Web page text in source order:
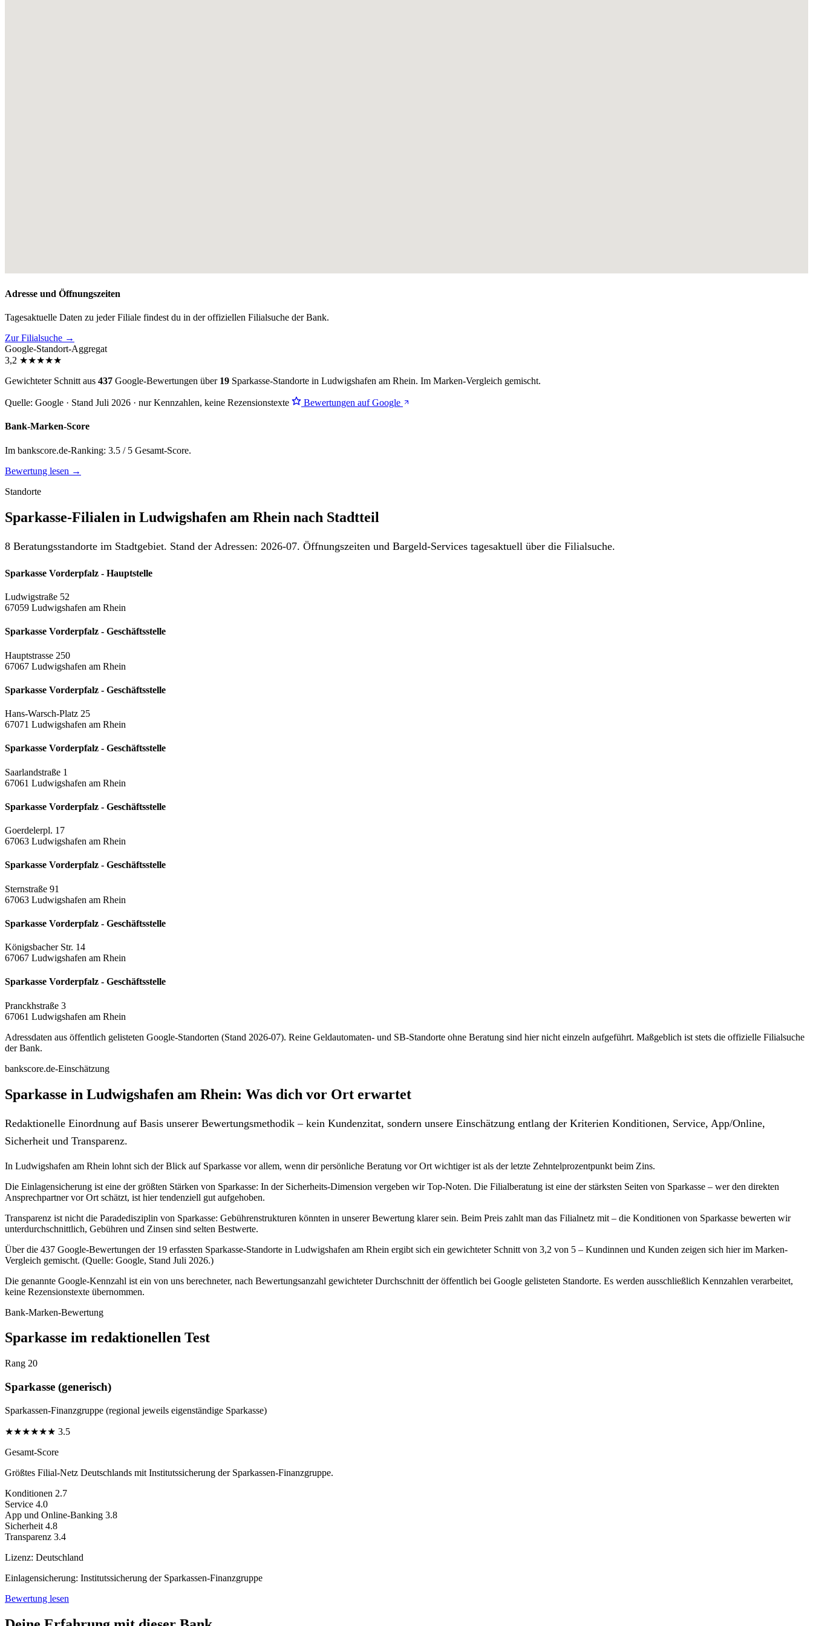
Adresse und Öffnungszeiten
Tagesaktuelle Daten zu jeder Filiale findest du in der offiziellen Filialsuche der Bank.
Zur Filialsuche →
Google-Standort-Aggregat
3,2 ★★★★★
Gewichteter Schnitt aus 437 Google-Bewertungen über 19 Sparkasse-Standorte in Ludwigshafen am Rhein. Im Marken-Vergleich gemischt.
Quelle: Google · Stand Juli 2026 · nur Kennzahlen, keine Rezensionstexte Bewertungen auf Google
Bank-Marken-Score
Im bankscore.de-Ranking: 3.5 / 5 Gesamt-Score.
Bewertung lesen →
Standorte
Sparkasse-Filialen in Ludwigshafen am Rhein nach Stadtteil
8 Beratungsstandorte im Stadtgebiet. Stand der Adressen: 2026-07. Öffnungszeiten und Bargeld-Services tagesaktuell über die Filialsuche.
Sparkasse Vorderpfalz - Hauptstelle
Ludwigstraße 52
67059 Ludwigshafen am Rhein
Sparkasse Vorderpfalz - Geschäftsstelle
Hauptstrasse 250
67067 Ludwigshafen am Rhein
Sparkasse Vorderpfalz - Geschäftsstelle
Hans-Warsch-Platz 25
67071 Ludwigshafen am Rhein
Sparkasse Vorderpfalz - Geschäftsstelle
Saarlandstraße 1
67061 Ludwigshafen am Rhein
Sparkasse Vorderpfalz - Geschäftsstelle
Goerdelerpl. 17
67063 Ludwigshafen am Rhein
Sparkasse Vorderpfalz - Geschäftsstelle
Sternstraße 91
67063 Ludwigshafen am Rhein
Sparkasse Vorderpfalz - Geschäftsstelle
Königsbacher Str. 14
67067 Ludwigshafen am Rhein
Sparkasse Vorderpfalz - Geschäftsstelle
Pranckhstraße 3
67061 Ludwigshafen am Rhein
Adressdaten aus öffentlich gelisteten Google-Standorten (Stand 2026-07). Reine Geldautomaten- und SB-Standorte ohne Beratung sind hier nicht einzeln aufgeführt. Maßgeblich ist stets die offizielle Filialsuche
der Bank.
bankscore.de-Einschätzung
Sparkasse in Ludwigshafen am Rhein: Was dich vor Ort erwartet
Redaktionelle Einordnung auf Basis unserer Bewertungsmethodik – kein Kundenzitat, sondern unsere Einschätzung entlang der Kriterien Konditionen, Service, App/Online,
Sicherheit und Transparenz.
In Ludwigshafen am Rhein lohnt sich der Blick auf Sparkasse vor allem, wenn dir persönliche Beratung vor Ort wichtiger ist als der letzte Zehntelprozentpunkt beim Zins.
Die Einlagensicherung ist eine der größten Stärken von Sparkasse: In der Sicherheits-Dimension vergeben wir Top-Noten. Die Filialberatung ist eine der stärksten Seiten von Sparkasse – wer den direkten
Ansprechpartner vor Ort schätzt, ist hier tendenziell gut aufgehoben.
Transparenz ist nicht die Paradedisziplin von Sparkasse: Gebührenstrukturen könnten in unserer Bewertung klarer sein. Beim Preis zahlt man das Filialnetz mit – die Konditionen von Sparkasse bewerten wir
unterdurchschnittlich, Gebühren und Zinsen sind selten Bestwerte.
Über die 437 Google-Bewertungen der 19 erfassten Sparkasse-Standorte in Ludwigshafen am Rhein ergibt sich ein gewichteter Schnitt von 3,2 von 5 – Kundinnen und Kunden zeigen sich hier im Marken-
Vergleich gemischt. (Quelle: Google, Stand Juli 2026.)
Die genannte Google-Kennzahl ist ein von uns berechneter, nach Bewertungsanzahl gewichteter Durchschnitt der öffentlich bei Google gelisteten Standorte. Es werden ausschließlich Kennzahlen verarbeitet,
keine Rezensionstexte übernommen.
Bank-Marken-Bewertung
Sparkasse im redaktionellen Test
Rang 20
Sparkasse (generisch)
Sparkassen-Finanzgruppe (regional jeweils eigenständige Sparkasse)
★★★★★★ 3.5
Gesamt-Score
Größtes Filial-Netz Deutschlands mit Institutssicherung der Sparkassen-Finanzgruppe.
Konditionen 2.7
Service 4.0
App und Online-Banking 3.8
Sicherheit 4.8
Transparenz 3.4
Lizenz: Deutschland
Einlagensicherung: Institutssicherung der Sparkassen-Finanzgruppe
Bewertung lesen